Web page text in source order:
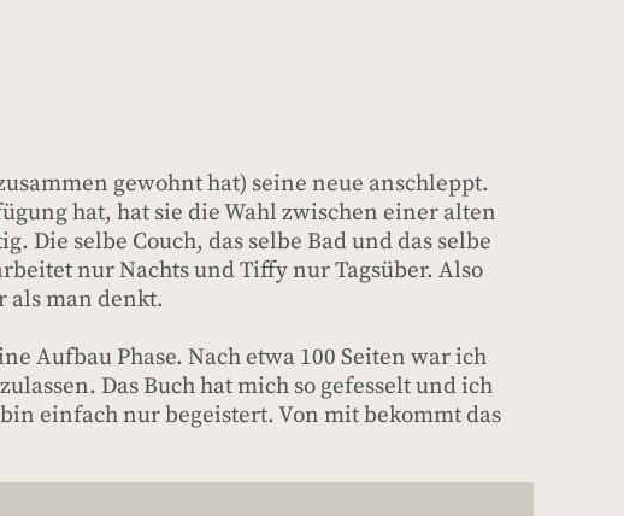
gewohnt hat) seine neue anschleppt.
hat, hat sie die Wahl zwischen einer alten
Die selbe Couch, das selbe Bad und das selbe
nur Nachts und Tiffy nur Tagsüber. Also
als man denkt.
Aufbau Phase. Nach etwa 100 Seiten war ich
Das Buch hat mich so gefesselt und ich
einfach nur begeistert. Von mit bekommt das